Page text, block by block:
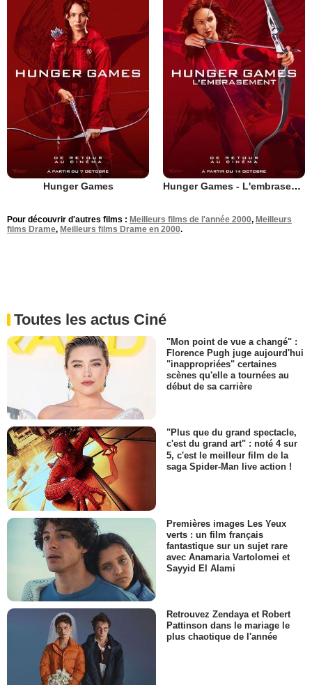
Hunger Games Hunger Games - L'embrasement
Pour découvrir d'autres films : Meilleurs films de l'année 2000, Meilleurs
films Drame, Meilleurs films Drame en 2000.
Toutes les actus Ciné
"Mon point de vue a changé" :
Florence Pugh juge aujourd'hui
"inappropriées" certaines
scènes qu'elle a tournées au
début de sa carrière
"Plus que du grand spectacle,
c'est du grand art" : noté 4 sur
5, c'est le meilleur film de la
saga Spider-Man live action !
Premières images Les Yeux
verts : un film français
fantastique sur un sujet rare
avec Anamaria Vartolomei et
Sayyid El Alami
Retrouvez Zendaya et Robert
Pattinson dans le mariage le
plus chaotique de l'année